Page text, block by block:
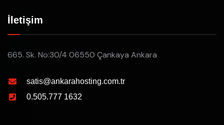
İletişim
665. Sk. No:30/4 06550 Çankaya Ankara
satis@ankarahosting.com.tr
0.505.777 1632